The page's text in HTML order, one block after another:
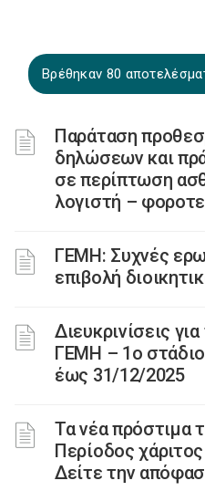
Βρέθηκαν 80
Παράταση
δηλώσεων και
σε περίπτωση
λογιστή –
ΓΕΜΗ: Συχνές
επιβολή
Διευκρινίσεις
ΓΕΜΗ – 1ο
έως 31/12/2025
Τα νέα πρόστιμα
Περίοδος
Δείτε την